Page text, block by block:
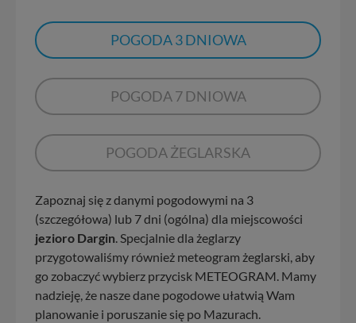
POGODA 3 DNIOWA
POGODA 7 DNIOWA
POGODA ŻEGLARSKA
Zapoznaj się z danymi pogodowymi na 3
(szczegółowa) lub 7 dni (ogólna) dla miejscowości
jezioro Dargin. Specjalnie dla żeglarzy
przygotowaliśmy również meteogram żeglarski, aby
go zobaczyć wybierz przycisk METEOGRAM. Mamy
nadzieję, że nasze dane pogodowe ułatwią Wam
planowanie i poruszanie się po Mazurach.